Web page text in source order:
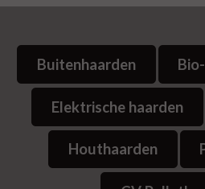
Buitenhaarden
Elektrische haarden
Houthaarden